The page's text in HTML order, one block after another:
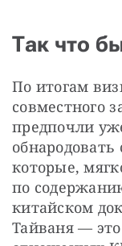
Так что
По итогам
совместного
предпочли
которые,
по
китайском
Тайваня —